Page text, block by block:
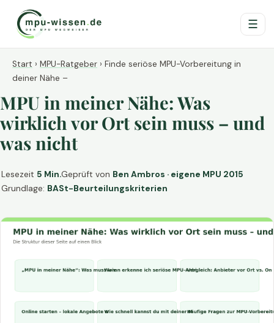
☰
Start › MPU-Ratgeber › Finde seriöse MPU-Vorbereitung in
deiner Nähe –
MPU in meiner Nähe: Was
wirklich vor Ort sein muss – und
was nicht
Lesezeit 5 Min.Geprüft von Ben Ambros · eigene MPU 2015
Grundlage: BASt-Beurteilungskriterien